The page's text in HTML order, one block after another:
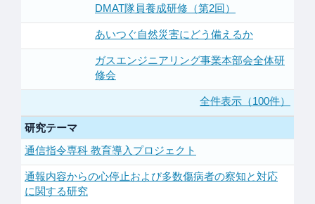
DMAT隊員養成研修（第2回）
あいつぐ自然災害にどう備えるか
ガスエンジニアリング事業本部会全体研
修会
全件表示（100件）
研究テーマ
通信指令専科 教育導入プロジェクト
通報内容からの心停止および多数傷病者の察知と対応
に関する研究